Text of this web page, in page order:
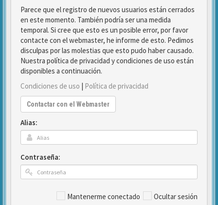
Parece que el registro de nuevos usuarios están cerrados
en este momento. También podría ser una medida
temporal. Si cree que esto es un posible error, por favor
contacte con el webmaster, he informe de esto. Pedimos
disculpas por las molestias que esto pudo haber causado.
Nuestra política de privacidad y condiciones de uso están
disponibles a continuación.
Condiciones de uso | Política de privacidad
Contactar con el Webmaster
Alias:
Contraseña:
Mantenerme conectado Ocultar sesión